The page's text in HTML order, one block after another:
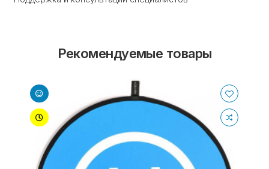
Рекомендуемые товары